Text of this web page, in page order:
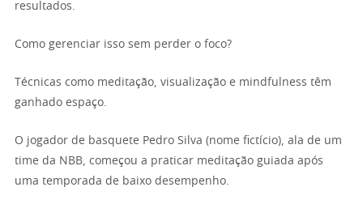
resultados.
Como gerenciar isso sem perder o foco?
Técnicas como meditação, visualização e mindfulness têm
ganhado espaço.
O jogador de basquete Pedro Silva (nome fictício), ala de um
time da NBB, começou a praticar meditação guiada após
uma temporada de baixo desempenho.